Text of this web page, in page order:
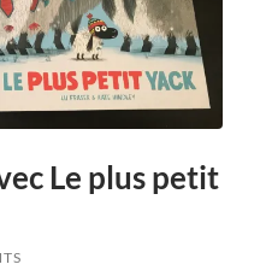
Le plus petit